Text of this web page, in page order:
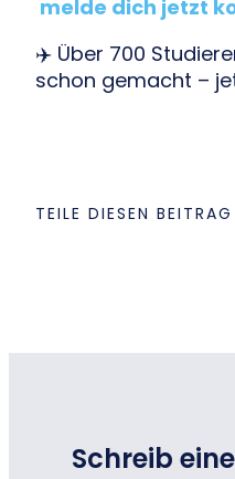
melde dich jetzt
✈️ Über 700
schon gemacht –
TEILE DIESEN BEITRAG
Schreib